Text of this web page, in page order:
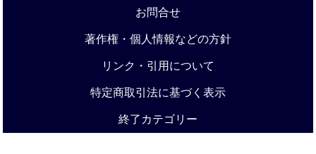
お問合せ
著作権・個人情報などの方針
リンク・引用について
特定商取引法に基づく表示
終了カテゴリー